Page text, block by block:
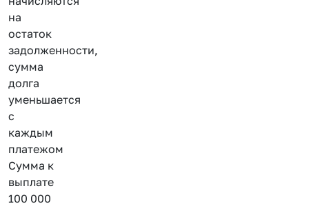
на
остаток
задолженности,
сумма
долга
уменьшается
с
каждым
платежом
Сумма к
выплате
100 000